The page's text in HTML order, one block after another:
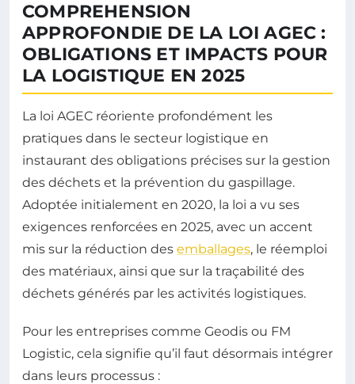
COMPREHENSION
APPROFONDIE DE LA LOI AGEC :
OBLIGATIONS ET IMPACTS POUR
LA LOGISTIQUE EN 2025
La loi AGEC réoriente profondément les
pratiques dans le secteur logistique en
instaurant des obligations précises sur la gestion
des déchets et la prévention du gaspillage.
Adoptée initialement en 2020, la loi a vu ses
exigences renforcées en 2025, avec un accent
mis sur la réduction des emballages, le réemploi
des matériaux, ainsi que sur la traçabilité des
déchets générés par les activités logistiques.
Pour les entreprises comme Geodis ou FM
Logistic, cela signifie qu’il faut désormais intégrer
dans leurs processus :